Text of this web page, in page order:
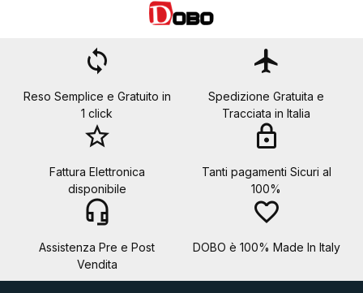
loop
Reso Semplice e Gratuito in
1 click
flight
Spedizione Gratuita e
Tracciata in Italia
star_border
Fattura Elettronica
disponibile
lock
Tanti pagamenti Sicuri al
100%
headset_mic
Assistenza Pre e Post
Vendita
favorite_border
DOBO è 100% Made In Italy